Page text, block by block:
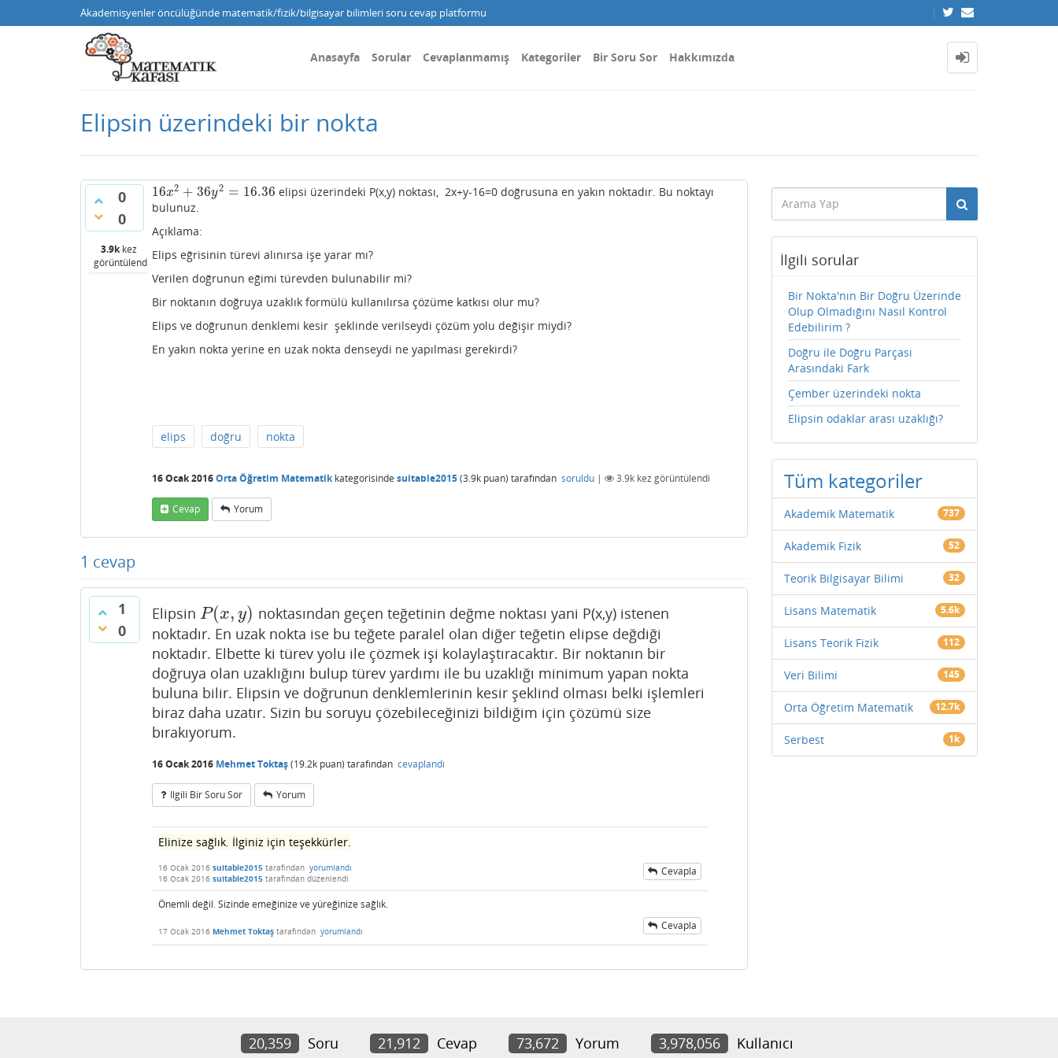
Akademisyenler öncülüğünde matematik/fizik/bilgisayar bilimleri soru cevap platformu
Anasayfa Sorular Cevaplanmamış Kategoriler Bir Soru Sor Hakkımızda
Elipsin üzerindeki bir nokta
0
0
3.9kkez
görüntülendi
16x2 + 36y2 = 16.36
16x2+ 36 y2=16.36
elipsi üzerindeki P(x,y) noktası, 2x+y-16=0 doğrusuna en yakın noktadır. Bu noktayı
bulunuz.
Açıklama:
Elips eğrisinin türevi alınırsa işe yarar mı?
Verilen doğrunun eğimi türevden bulunabilir mi?
Bir noktanın doğruya uzaklık formülü kullanılırsa çözüme katkısı olur mu?
Elips ve doğrunun denklemi kesir şeklinde verilseydi çözüm yolu değişir miydi?
En yakın nokta yerine en uzak nokta denseydi ne yapılması gerekirdi?
elips doğru nokta
16 Ocak 2016Orta Öğretim Matematikkategorisinde suitable2015(3.9k puan) tarafından soruldu | 3.9k kez görüntülendi
Cevap Yorum
1 cevap
1
0
Elipsin P(x, y)
P(x,y)
noktasından geçen teğetinin değme noktası yani P(x,y) istenen
noktadır. En uzak nokta ise bu teğete paralel olan diğer teğetin elipse değdiği
noktadır. Elbette ki türev yolu ile çözmek işi kolaylaştıracaktır. Bir noktanın bir
doğruya olan uzaklığını bulup türev yardımı ile bu uzaklığı minimum yapan nokta
buluna bilir. Elipsin ve doğrunun denklemlerinin kesir şeklind olması belki işlemleri
biraz daha uzatır. Sizin bu soruyu çözebileceğinizi bildiğim için çözümü size
bırakıyorum.
16 Ocak 2016 Mehmet Toktaş(19.2k puan) tarafından cevaplandı
Ilgili Bir Soru Sor Yorum
Elinize sağlık. İlginiz için teşekkürler.
16 Ocak 2016 suitable2015 tarafından yorumlandı
16 Ocak 2016 suitable2015 tarafından düzenlendi
Cevapla
Önemli değil. Sizinde emeğinize ve yüreğinize sağlık.
17 Ocak 2016 Mehmet Toktaş tarafından yorumlandı Cevapla
İlgili sorular
Bir Nokta'nın Bir Doğru Üzerinde
Olup Olmadığını Nasıl Kontrol
Edebilirim ?
Doğru ile Doğru Parçası
Arasındaki Fark
Çember üzerindeki nokta
Elipsin odaklar arası uzaklığı?
Tüm kategoriler
Akademik Matematik 737
Akademik Fizik 52
Teorik Bilgisayar Bilimi 32
Lisans Matematik 5.6k
Lisans Teorik Fizik 112
Veri Bilimi 145
Orta Öğretim Matematik 12.7k
Serbest 1k
20,359 Soru 21,912 Cevap 73,672 Yorum 3,978,056 Kullanıcı